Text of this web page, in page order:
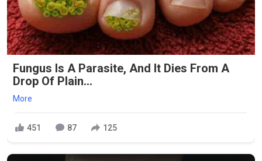
Fungus Is A Parasite, And It Dies From A
Drop Of Plain...
More
451 87 125